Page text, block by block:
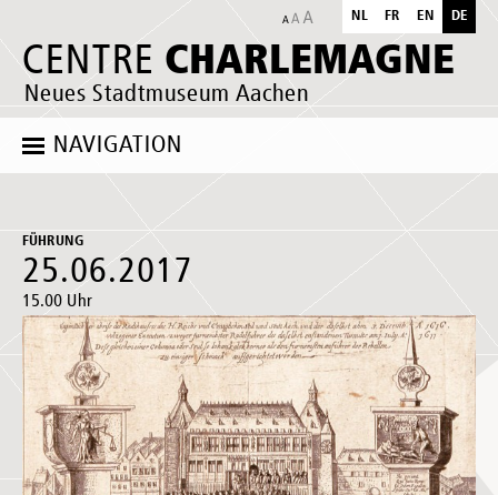
CENTRE CHARLEMAGNE
Neues Stadtmuseum Aachen
NL FR EN DE
NAVIGATION
FÜHRUNG
25.06.2017
15.00 Uhr